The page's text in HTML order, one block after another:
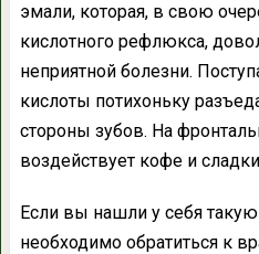
эмали, которая, в свою
кислотного рефлюкса,
неприятной болезни.
кислоты потихоньку
стороны зубов. На
воздействует кофе и
Если вы нашли у себя
необходимо обратиться к